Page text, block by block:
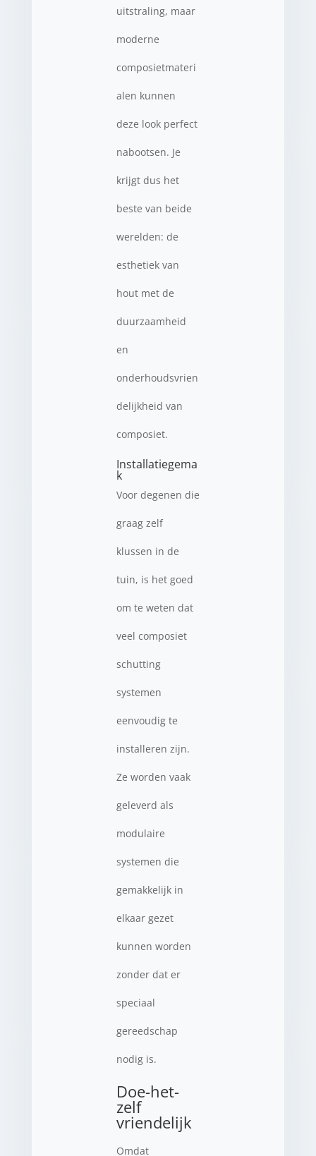
uitstraling, maar
moderne
composietmateri
alen kunnen
deze look perfect
nabootsen. Je
krijgt dus het
beste van beide
werelden: de
esthetiek van
hout met de
duurzaamheid
en
onderhoudsvrien
delijkheid van
composiet.
Installatiegema
k
Voor degenen die
graag zelf
klussen in de
tuin, is het goed
om te weten dat
veel composiet
schutting
systemen
eenvoudig te
installeren zijn.
Ze worden vaak
geleverd als
modulaire
systemen die
gemakkelijk in
elkaar gezet
kunnen worden
zonder dat er
speciaal
gereedschap
nodig is.
Doe-het-
zelf
vriendelijk
Omdat